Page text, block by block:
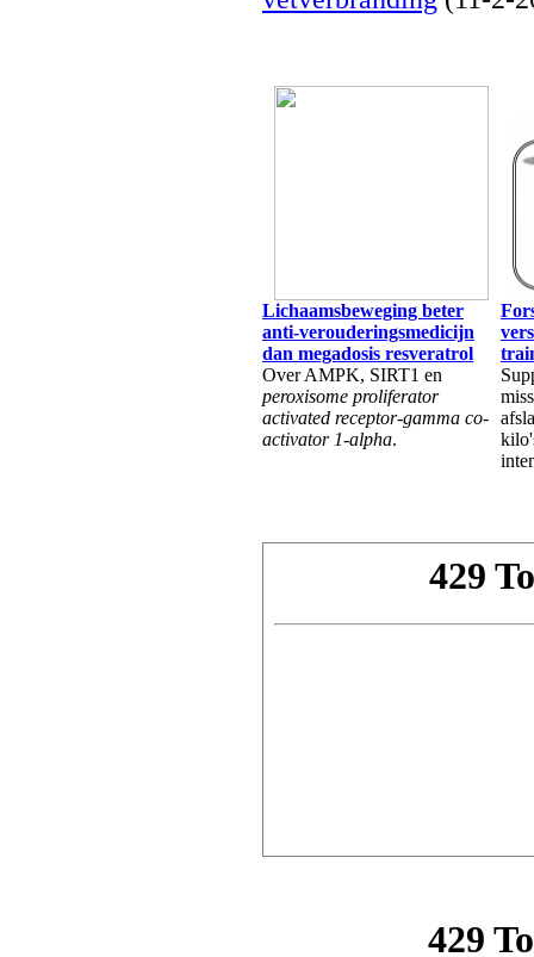
Lichaamsbeweging beter
anti-verouderingsmedicijn
dan megadosis resveratrol
Over AMPK, SIRT1 en
peroxisome proliferator
activated receptor-gamma co-
activator 1-alpha.